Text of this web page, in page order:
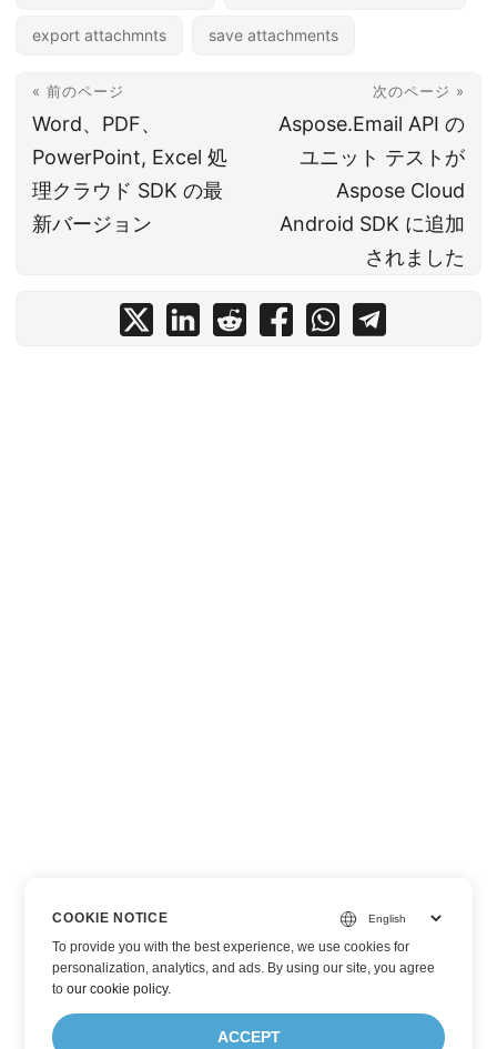
export attachmnts save attachments
« 前のページ
Word、PDF、
PowerPoint, Excel 処
理クラウド SDK の最
新バージョン
次のページ »
Aspose.Email API の
ユニット テストが
Aspose Cloud
Android SDK に追加
されました
COOKIE NOTICE
To provide you with the best experience, we use cookies for
personalization, analytics, and ads. By using our site, you agree
toour cookie policy.
ACCEPT